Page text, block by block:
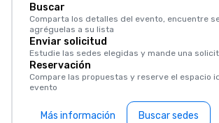
Buscar
Comparta los detalles del evento, encuentre
agréguelas a su lista
Enviar solicitud
Estudie las sedes elegidas y mande una
Reservación
Compare las propuestas y reserve el espacio
evento
Más información Buscar sedes